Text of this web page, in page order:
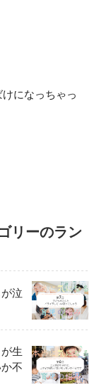
になっちゃっ
リーのラン
泣
生
不